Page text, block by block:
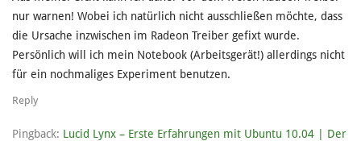
nur warnen! Wobei ich natürlich nicht ausschließen möchte, dass
die Ursache inzwischen im Radeon Treiber gefixt wurde.
Persönlich will ich mein Notebook (Arbeitsgerät!) allerdings nicht
für ein nochmaliges Experiment benutzen.
Reply
Pingback: Lucid Lynx – Erste Erfahrungen mit Ubuntu 10.04 | Der